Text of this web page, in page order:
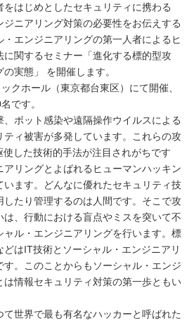
はじめとしたセキュリティに携わる
ニアリング対策の必要性をお伝えする
エンジニアリングの第一人者によるヒ
に関するセミナー「進化する標的型攻
実態」 を開催します。
クホール（東京都台東区）にて開催、
です。
、ボット感染や遠隔操作ウイルスによる
ィ被害が多発しています。これらの攻
した技術的手法が注目されがちです
リングとよばれるヒューマンハッキン
います。どんなに優れたセキュリティ技
たり管理するのは人間です。そこで攻
、行動における盲点やミスを突いて不
ル・エンジニアリングを行います。標
はIT技術とソーシャル・エンジニアリ
す。このことからもソーシャル・エンジ
は情報セキュリティ対策の第一歩ともい
世界で最も有名なハッカーと呼ばれた